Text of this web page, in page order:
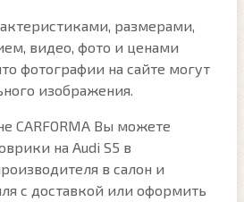
размерами,
видео, фото и ценами
фотографии на сайте могут
изображения.
CARFORMA Вы можете
на Audi S5 в
в салон и
с доставкой или оформить